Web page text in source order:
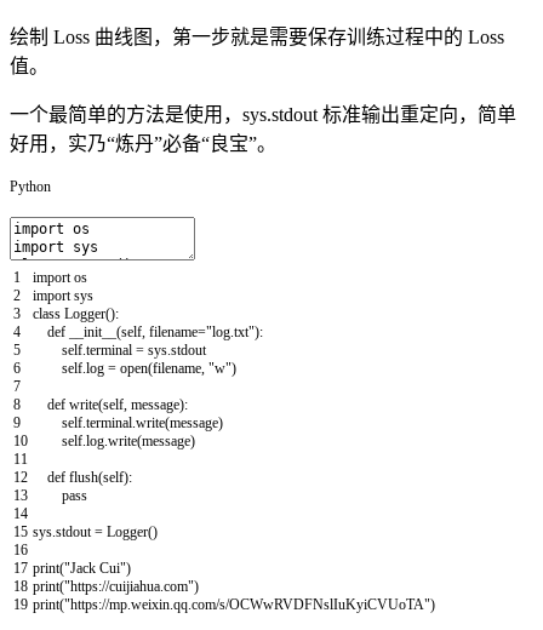
绘制 Loss 曲线图，第一步就是需要保存训练过程中的 Loss
值。
一个最简单的方法是使用，sys.stdout 标准输出重定向，简单
好用，实乃“炼丹”必备“良宝”。
Python
1
2
3
4
5
6
7
8
9
10
11
12
13
14
15
16
17
18
19
import os
import sys
class Logger():
def
__init__ (self, filename="log.txt"):
self.terminal = sys.stdout
self.log = open(filename, "w")
def write(self, message):
self.terminal.write(message)
self.log.write(message)
def flush(self):
pass
sys.stdout = Logger()
print("Jack Cui")
print("https://cuijiahua.com")
print("https://mp.weixin.qq.com/s/OCWwRVDFNslIuKyiCVUoTA")